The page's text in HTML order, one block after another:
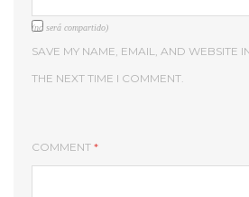
(no será compartido)
SAVE MY NAME, EMAIL, AND WEBSITE
THE NEXT TIME I COMMENT.
COMMENT *